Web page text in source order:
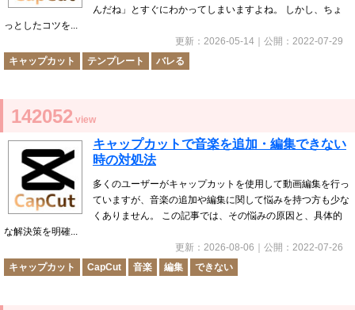
んだね」とすぐにわかってしまいますよね。 しかし、ちょ
っとしたコツを...
更新： 2026-05-14 ｜公開： 2022-07-29
キャップカット
テンプレート バレる
142052 view
キャップカットで音楽を追加・編集できない
時の対処法
多くのユーザーがキャップカットを使用して動画編集を行っ
ていますが、音楽の追加や編集に関して悩みを持つ方も少な
くありません。 この記事では、その悩みの原因と、具体的
な解決策を明確...
更新： 2026-08-06 ｜公開： 2022-07-26
キャップカット
CapCut 音楽 編集 できない